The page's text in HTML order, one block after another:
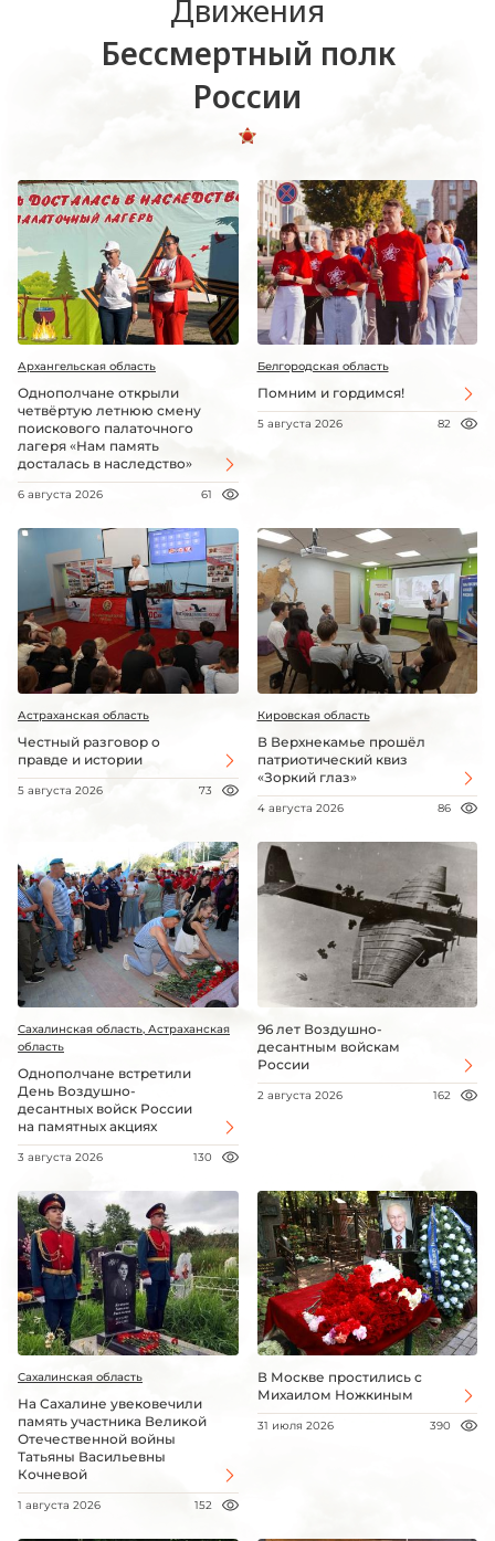
Движения
Бессмертный полк
России
Архангельская область
Однополчане открыли
четвёртую летнюю смену
поискового палаточного
лагеря «Нам память
досталась в наследство»
6 августа 2026 61
Белгородская область
Помним и гордимся!
5 августа 2026 82
Астраханская область
Честный разговор о
правде и истории
5 августа 2026 73
Кировская область
В Верхнекамье прошёл
патриотический квиз
«Зоркий глаз»
4 августа 2026 86
Сахалинская область, Астраханская
область
Однополчане встретили
День Воздушно-
десантных войск России
на памятных акциях
3 августа 2026 130
96 лет Воздушно-
десантным войскам
России
2 августа 2026 162
Сахалинская область
На Сахалине увековечили
память участника Великой
Отечественной войны
Татьяны Васильевны
Кочневой
1 августа 2026 152
В Москве простились с
Михаилом Ножкиным
31 июля 2026 390